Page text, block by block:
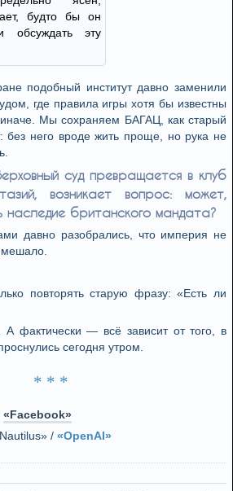
будто бы он
обсуждать эту
подобный институт давно заменили
где правила игры хотя бы известны
Мы сохраняем БАГАЦ, как старый
без него вроде жить проще, но рука не
суд превращается в клуб
возникает вопрос: может,
британского мандата?
давно разобрались, что империя не
повторять старую фразу: «Есть ли
фактически — всё зависит от того, в
сегодня утром.
* * *
«Facebook»
/ «OpenAI»